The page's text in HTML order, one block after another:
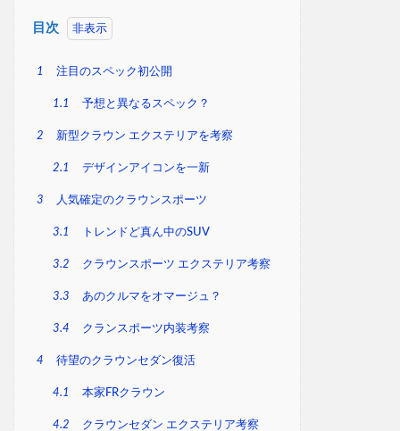
目次
1 注目のスペック初公開
1.1 予想と異なるスペック？
2 新型クラウン エクステリアを考察
2.1 デザインアイコンを一新
3 人気確定のクラウンスポーツ
3.1 トレンドど真ん中のSUV
3.2 クラウンスポーツ エクステリア考察
3.3 あのクルマをオマージュ？
3.4 クランスポーツ内装考察
4 待望のクラウンセダン復活
4.1 本家FRクラウン
4.2 クラウンセダン エクステリア考察